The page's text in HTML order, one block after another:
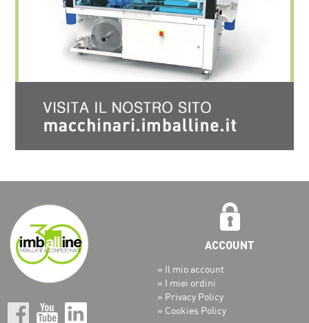
» Il mio account
» I miei ordini
» Privacy Policy
» Cookies Policy